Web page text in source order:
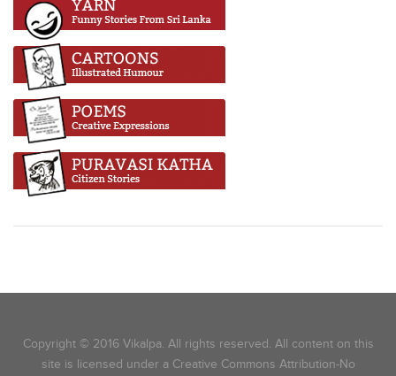
Copyright © 2016 Vikalpa. All rights reserved. All content on this
site is licensed under a Creative Commons Attribution-No